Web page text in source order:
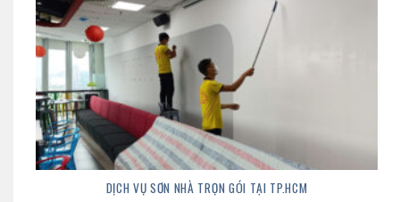
DỊCH VỤ SƠN NHÀ TRỌN GÓI TẠI TP.HCM